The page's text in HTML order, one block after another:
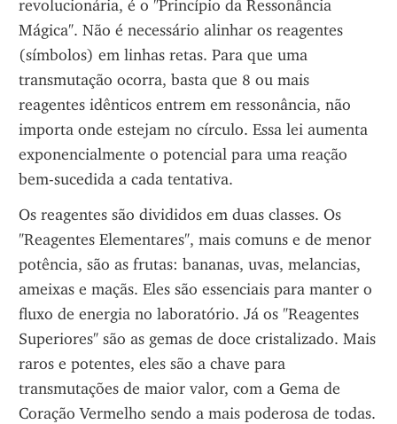
revolucionária, é o "Princípio da Ressonância
Mágica". Não é necessário alinhar os reagentes
(símbolos) em linhas retas. Para que uma
transmutação ocorra, basta que 8 ou mais
reagentes idênticos entrem em ressonância, não
importa onde estejam no círculo. Essa lei aumenta
exponencialmente o potencial para uma reação
bem-sucedida a cada tentativa.
Os reagentes são divididos em duas classes. Os
"Reagentes Elementares", mais comuns e de menor
potência, são as frutas: bananas, uvas, melancias,
ameixas e maçãs. Eles são essenciais para manter o
fluxo de energia no laboratório. Já os "Reagentes
Superiores" são as gemas de doce cristalizado. Mais
raros e potentes, eles são a chave para
transmutações de maior valor, com a Gema de
Coração Vermelho sendo a mais poderosa de todas.